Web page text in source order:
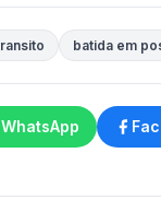
batida em
WhatsApp